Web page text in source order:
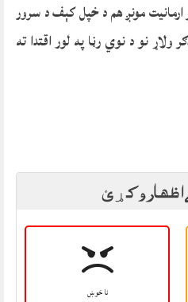
مونږ هم د خپل کېف د سرور
نو د نوي رڼا په لور اقتدا ته
اظهار وکړئ
نا خوښ